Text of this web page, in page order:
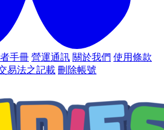
手冊 營運通訊 關於我們 使用條款
易法之記載 刪除帳號